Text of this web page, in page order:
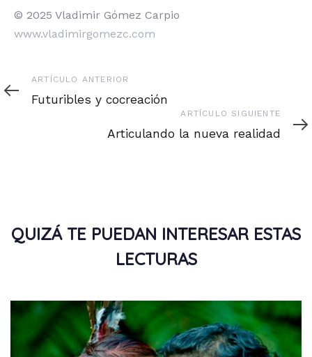
© 2025 Vladimir Gómez Carpio
www.vladimirgomezc.com
Artículo
anterior
ARTÍCULO ANTERIOR
Futuribles y cocreación
siguiente
ARTÍCULO SIGUIENTE
Articulando la nueva realidad
QUIZÁ TE PUEDAN INTERESAR ESTAS
LECTURAS